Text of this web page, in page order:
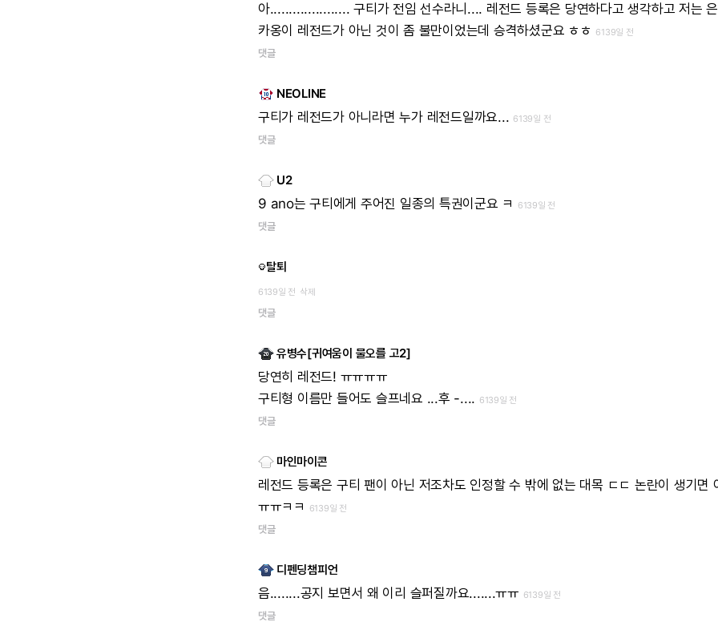
아..................... 구티가 전임 선수라니.... 레전드 등록은 당연하다고 생각하고 저는
카옹이 레전드가 아닌 것이 좀 불만이었는데 승격하셨군요 ㅎㅎ 6139일 전
댓글
NEOLINE
구티가 레전드가 아니라면 누가 레전드일까요... 6139일 전
댓글
U2
9 ano는 구티에게 주어진 일종의 특권이군요 ㅋ 6139일 전
댓글
탈퇴
6139일 전 삭제
댓글
유병수[귀여움이 물오를 고2]
당연히 레전드! ㅠㅠㅠㅠ
구티형 이름만 들어도 슬프네요 ...후 -.... 6139일 전
댓글
마인마이콘
레전드 등록은 구티 팬이 아닌 저조차도 인정할 수 밖에 없는 대목 ㄷㄷ 논란이 생기면
ㅠㅠㅋㅋ
6139일 전
댓글
디펜딩챔피언
음........공지 보면서 왜 이리 슬퍼질까요.......ㅠㅠ 6139일 전
댓글